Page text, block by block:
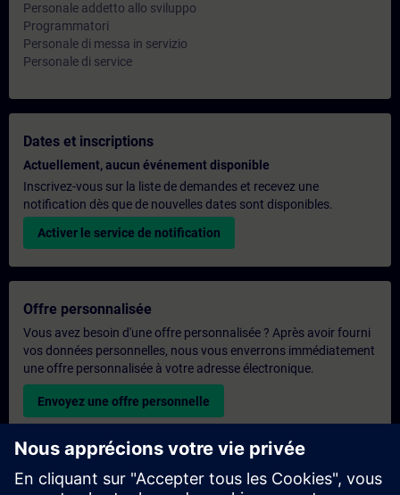
Personale addetto allo sviluppo
Programmatori
Personale di messa in servizio
Personale di service
Dates et inscriptions
Actuellement, aucun événement disponible
Inscrivez-vous sur la liste de demandes et recevez une
notification dès que de nouvelles dates sont disponibles.
Activer le service de notification
Offre personnalisée
Vous avez besoin d'une offre personnalisée ? Après avoir fourni
vos données personnelles, nous vous enverrons immédiatement
une offre personnalisée à votre adresse électronique.
Envoyez une offre personnelle
Demande de formation exclusive